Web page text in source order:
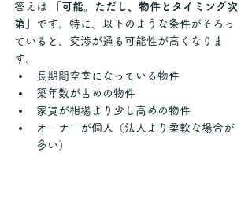
答えは
「可能。ただし、物件とタイミング次
第」
です。特に、以下のような条件がそろっ
ていると、交渉が通る可能性が高くなりま
す。
長期間空室になっている物件
築年数が古めの物件
家賃が相場より少し高めの物件
オーナーが個人（法人より柔軟な場合が
多い）